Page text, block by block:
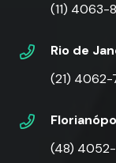
(11) 4063-
Rio de
(21) 4062-
(48)